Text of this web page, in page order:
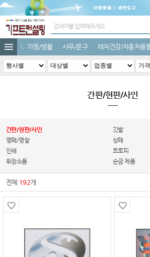
가정/생활 사무/문구 레저건강/자동차용
간판/현판/사인
간판/현판/사인
깃발
명패/명찰
상패
인쇄
트로피
휘장소품
순금 제품
전체 192개